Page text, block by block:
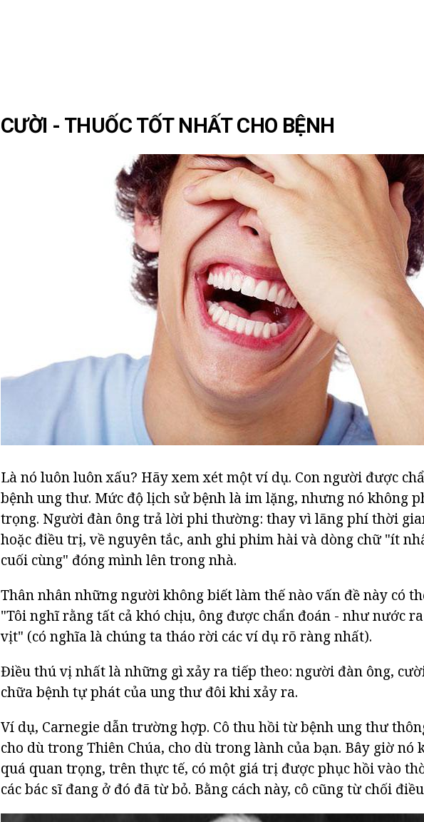
CƯỜI - THUỐC TỐT NHẤT CHO BỆNH
Là nó luôn luôn xấu? Hãy xem xét một ví dụ. Con người được
bệnh ung thư. Mức độ lịch sử bệnh là im lặng, nhưng nó không
trọng. Người đàn ông trả lời phi thường: thay vì lãng phí thời
hoặc điều trị, về nguyên tắc, anh ghi phim hài và dòng chữ "ít
cuối cùng" đóng mình lên trong nhà.
Thân nhân những người không biết làm thế nào vấn đề này có
"Tôi nghĩ rằng tất cả khó chịu, ông được chẩn đoán - như nước
vịt" (có nghĩa là chúng ta tháo rời các ví dụ rõ ràng nhất).
Điều thú vị nhất là những gì xảy ra tiếp theo: người đàn ông,
chữa bệnh tự phát của ung thư đôi khi xảy ra.
Ví dụ, Carnegie dẫn trường hợp. Cô thu hồi từ bệnh ung thư
cho dù trong Thiên Chúa, cho dù trong lành của bạn. Bây giờ nó
quá quan trọng, trên thực tế, có một giá trị được phục hồi vào
các bác sĩ đang ở đó đã từ bỏ. Bằng cách này, cô cũng từ chối